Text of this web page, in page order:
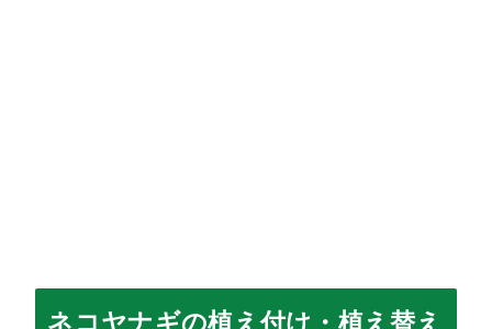
ネコヤナギの植え付け・植え替え